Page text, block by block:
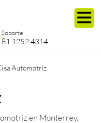
Soporte
81 1252 4314
Automotriz
en Monterrey.